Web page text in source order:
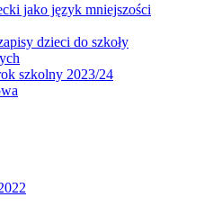
jako język mniejszości
dzieci do szkoły
szkolny 2023/24